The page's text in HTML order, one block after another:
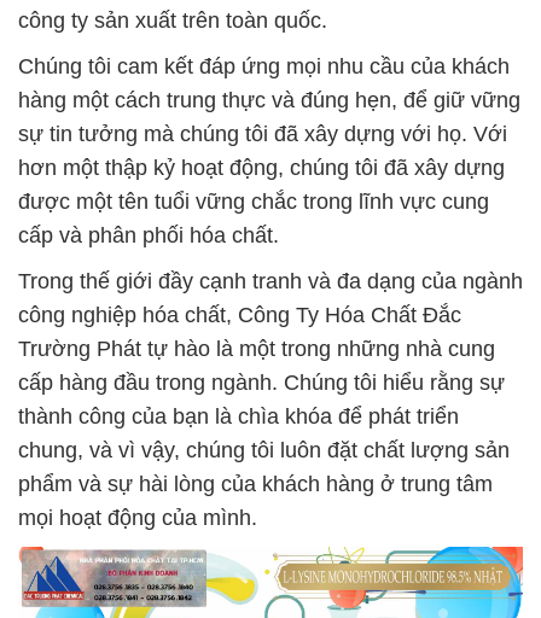
công ty sản xuất trên toàn quốc.
Chúng tôi cam kết đáp ứng mọi nhu cầu của khách
hàng một cách trung thực và đúng hẹn, để giữ vững
sự tin tưởng mà chúng tôi đã xây dựng với họ. Với
hơn một thập kỷ hoạt động, chúng tôi đã xây dựng
được một tên tuổi vững chắc trong lĩnh vực cung
cấp và phân phối hóa chất.
Trong thế giới đầy cạnh tranh và đa dạng của ngành
công nghiệp hóa chất, Công Ty Hóa Chất Đắc
Trường Phát tự hào là một trong những nhà cung
cấp hàng đầu trong ngành. Chúng tôi hiểu rằng sự
thành công của bạn là chìa khóa để phát triển
chung, và vì vậy, chúng tôi luôn đặt chất lượng sản
phẩm và sự hài lòng của khách hàng ở trung tâm
mọi hoạt động của mình.